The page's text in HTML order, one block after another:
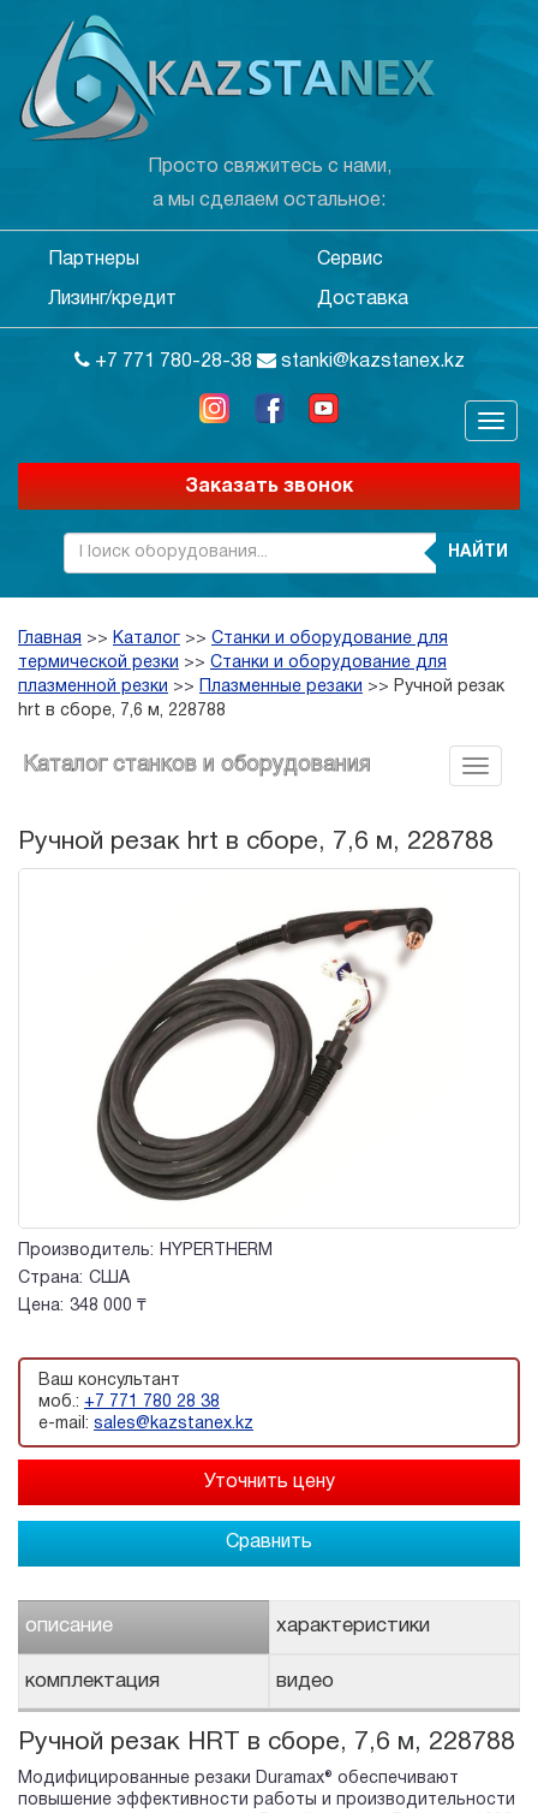
Просто свяжитесь с нами,
а мы сделаем остальное:
Партнеры Сервис
Лизинг/кредит Доставка
+7 771 780-28-38 stanki@kazstanex.kz
Заказать звонок
НАЙТИ
Главная >> Каталог >> Станки и оборудование для
термической резки >> Станки и оборудование для
плазменной резки >> Плазменные резаки >> Ручной резак
hrt в сборе, 7,6 м, 228788
Каталог станков и оборудования
Ручной резак hrt в сборе, 7,6 м, 228788
Производитель:
HYPERTHERM
Страна: США
Цена: 348 000 ₸
Ваш консультант
моб.: +7 771 780 28 38
e-mail: sales@kazstanex.kz
Сравнить
описание характеристики
комплектация видео
Ручной резак HRT в сборе, 7,6 м, 228788
Модифицированные резаки Duramax® обеспечивают
повышение эффективности работы и производительности